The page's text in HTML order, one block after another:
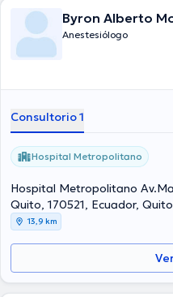
Byron Alberto
Anestesiólogo
Consultorio 1
Hospital Metropolitano
Hospital Metropolitano
Quito, 170521, Ecuador, Quito
13,9 km